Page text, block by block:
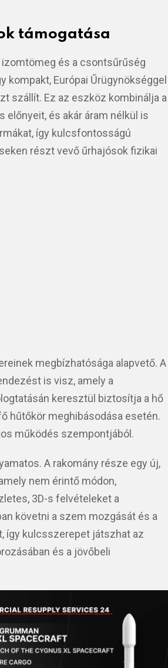
támogatása
és a csontsűrűség
kompakt, Európai Űrügynökséggel
szállít. Ez az eszköz kombinálja a
előnyeit, és akár áram nélkül is
így kulcsfontosságú
részt vevő űrhajósok fizikai
megbízhatósága alapvető. A
is visz, amely a
keresztül biztosítja a hő
hűtőkör meghibásodása esetén.
működés szempontjából.
A rakomány része egy új,
nem érintő módon,
3D-s felvételeket a
követni a szem mozgását és a
így kulcsszerepet játszhat az
és a jövőbeli